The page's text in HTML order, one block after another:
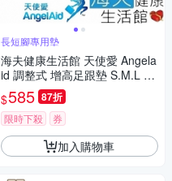
長短腳專用墊
海夫健康生活館 天使愛 Angela
id 調整式 增高足跟墊 S.M.L 雙
包裝_MD-WADGE-001~3
$585 87折
限時下殺 券
加入購物車